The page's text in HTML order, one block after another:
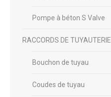
Pompe à béton S Valve
RACCORDS DE TUYAUTERIE
Bouchon de tuyau
Coudes de tuyau